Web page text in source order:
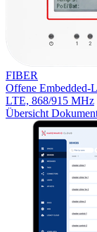
FIBER
Offene Embedded-
LTE, 868/915 MHz
Übersicht